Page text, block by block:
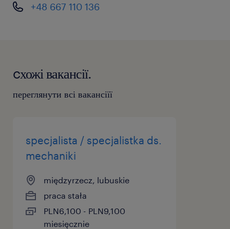
+48 667 110 136
cхожі вакансії.
переглянути всі вакансіїї
specjalista / specjalistka ds.
mechaniki
międzyrzecz, lubuskie
praca stała
PLN6,100 - PLN9,100
miesięcznie